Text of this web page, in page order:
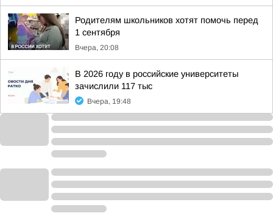
Родителям школьников хотят помочь перед
1 сентября
Вчера, 20:08
В 2026 году в российские университеты
зачислили 117 тыс
Вчера, 19:48